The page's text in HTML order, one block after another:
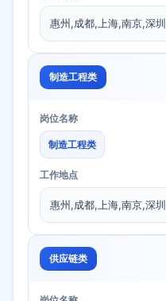
惠州,成都,上海,南京,深圳
制造工程类
岗位名称
制造工程类
工作地点
惠州,成都,上海,南京,深圳
供应链类